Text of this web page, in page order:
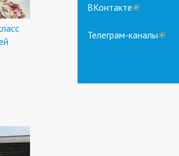
ВКонтакте(link
external)
Телеграм-каналы(link